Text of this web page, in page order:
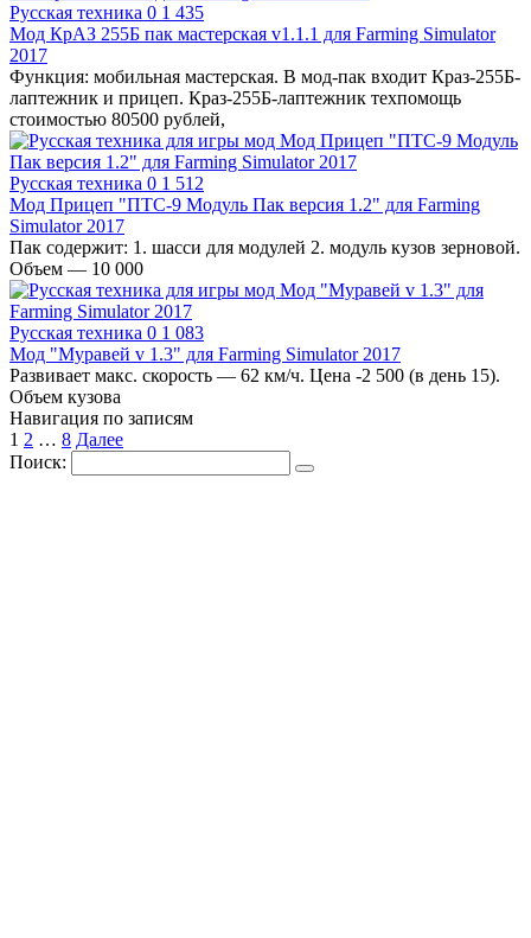
Русская техника 0 1 435
Мод КрАЗ 255Б пак мастерская v1.1.1 для Farming Simulator
2017
Функция: мобильная мастерская. В мод-пак входит Краз-255Б-
лаптежник и прицеп. Краз-255Б-лаптежник техпомощь
стоимостью 80500 рублей,
Русская техника 0 1 512
Мод Прицеп "ПТС-9 Модуль Пак версия 1.2" для Farming
Simulator 2017
Пак содержит: 1. шасси для модулей 2. модуль кузов зерновой.
Объем — 10 000
Русская техника 0 1 083
Мод "Муравей v 1.3" для Farming Simulator 2017
Развивает макс. скорость — 62 км/ч. Цена -2 500 (в день 15).
Объем кузова
Навигация по записям
1 2 … 8 Далее
Поиск: